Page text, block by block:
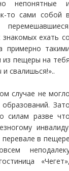
непонятные
то сами собой
ехать
примерно
из пещеры на
свалишься!»..
случае не
силам разве
в